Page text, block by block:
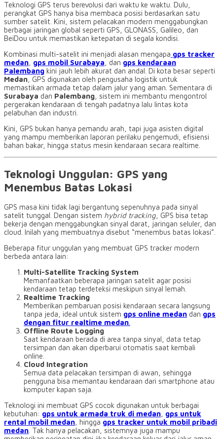
Teknologi GPS terus berevolusi dari waktu ke waktu. Dulu,
perangkat GPS hanya bisa membaca posisi berdasarkan satu
sumber satelit. Kini, sistem pelacakan modern menggabungkan
berbagai jaringan global seperti GPS, GLONASS, Galileo, dan
BeiDou untuk memastikan ketepatan di segala kondisi.
Kombinasi multi-satelit ini menjadi alasan mengapa gps tracker
medan gps mobil Surabaya , dan gps kendaraan
Palembang kini jauh lebih akurat dan andal. Di kota besar seperti
Medan , GPS digunakan oleh pengusaha logistik untuk
memastikan armada tetap dalam jalur yang aman. Sementara di
Surabaya dan Palembang , sistem ini membantu mengontrol
pergerakan kendaraan di tengah padatnya lalu lintas kota
pelabuhan dan industri.
Kini, GPS bukan hanya pemandu arah, tapi juga asisten digital
yang mampu memberikan laporan perilaku pengemudi, efisiensi
bahan bakar, hingga status mesin kendaraan secara realtime.
Teknologi Unggulan: GPS yang
Menembus Batas Lokasi
GPS masa kini tidak lagi bergantung sepenuhnya pada sinyal
satelit tunggal. Dengan sistem hybrid tracking , GPS bisa tetap
bekerja dengan menggabungkan sinyal darat, jaringan seluler, dan
cloud. Inilah yang membuatnya disebut “menembus batas lokasi”.
Beberapa fitur unggulan yang membuat GPS tracker modern
berbeda antara lain:
Multi-Satellite Tracking System
Memanfaatkan beberapa jaringan satelit agar posisi
kendaraan tetap terdeteksi meskipun sinyal lemah.
Realtime Tracking
Memberikan pembaruan posisi kendaraan secara langsung
tanpa jeda, ideal untuk sistem gps online medan dan gps
dengan fitur realtime medan
Offline Route Logging
Saat kendaraan berada di area tanpa sinyal, data tetap
tersimpan dan akan diperbarui otomatis saat kembali
online.
Cloud Integration
Semua data pelacakan tersimpan di awan, sehingga
pengguna bisa memantau kendaraan dari smartphone atau
komputer kapan saja.
Teknologi ini membuat GPS cocok digunakan untuk berbagai
kebutuhan: gps untuk armada truk di medan gps untuk
rental mobil medan , hingga gps tracker untuk mobil pribadi
medan . Tak hanya pelacakan, sistemnya juga mampu